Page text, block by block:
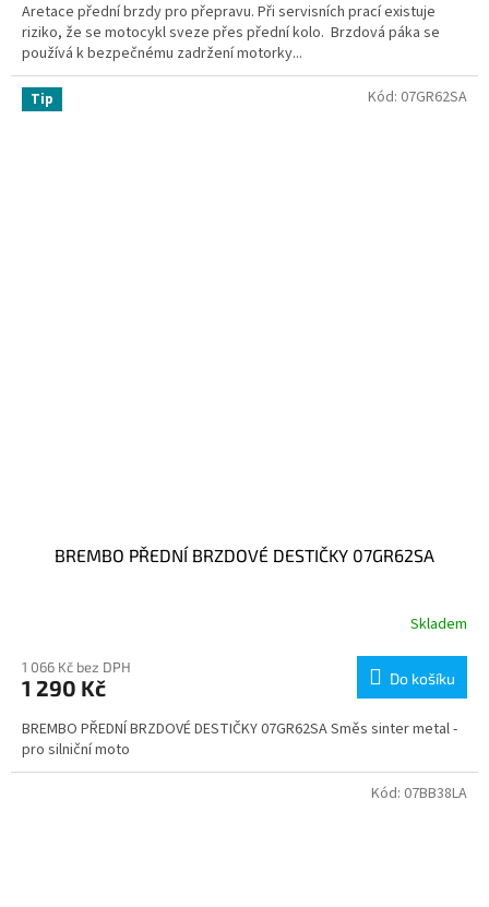
Aretace přední brzdy pro přepravu. Při servisních prací existuje
riziko, že se motocykl sveze přes přední kolo. Brzdová páka se
používá k bezpečnému zadržení motorky...
Tip
BREMBO PŘEDNÍ BRZDOVÉ DESTIČKY 07GR62SA
Skladem
1 066 Kč bez DPH
1 290 Kč Do košíku
BREMBO PŘEDNÍ BRZDOVÉ DESTIČKY 07GR62SA Směs sinter metal -
pro silniční moto
Kód: 07GR62SA
Kód: 07BB38LA